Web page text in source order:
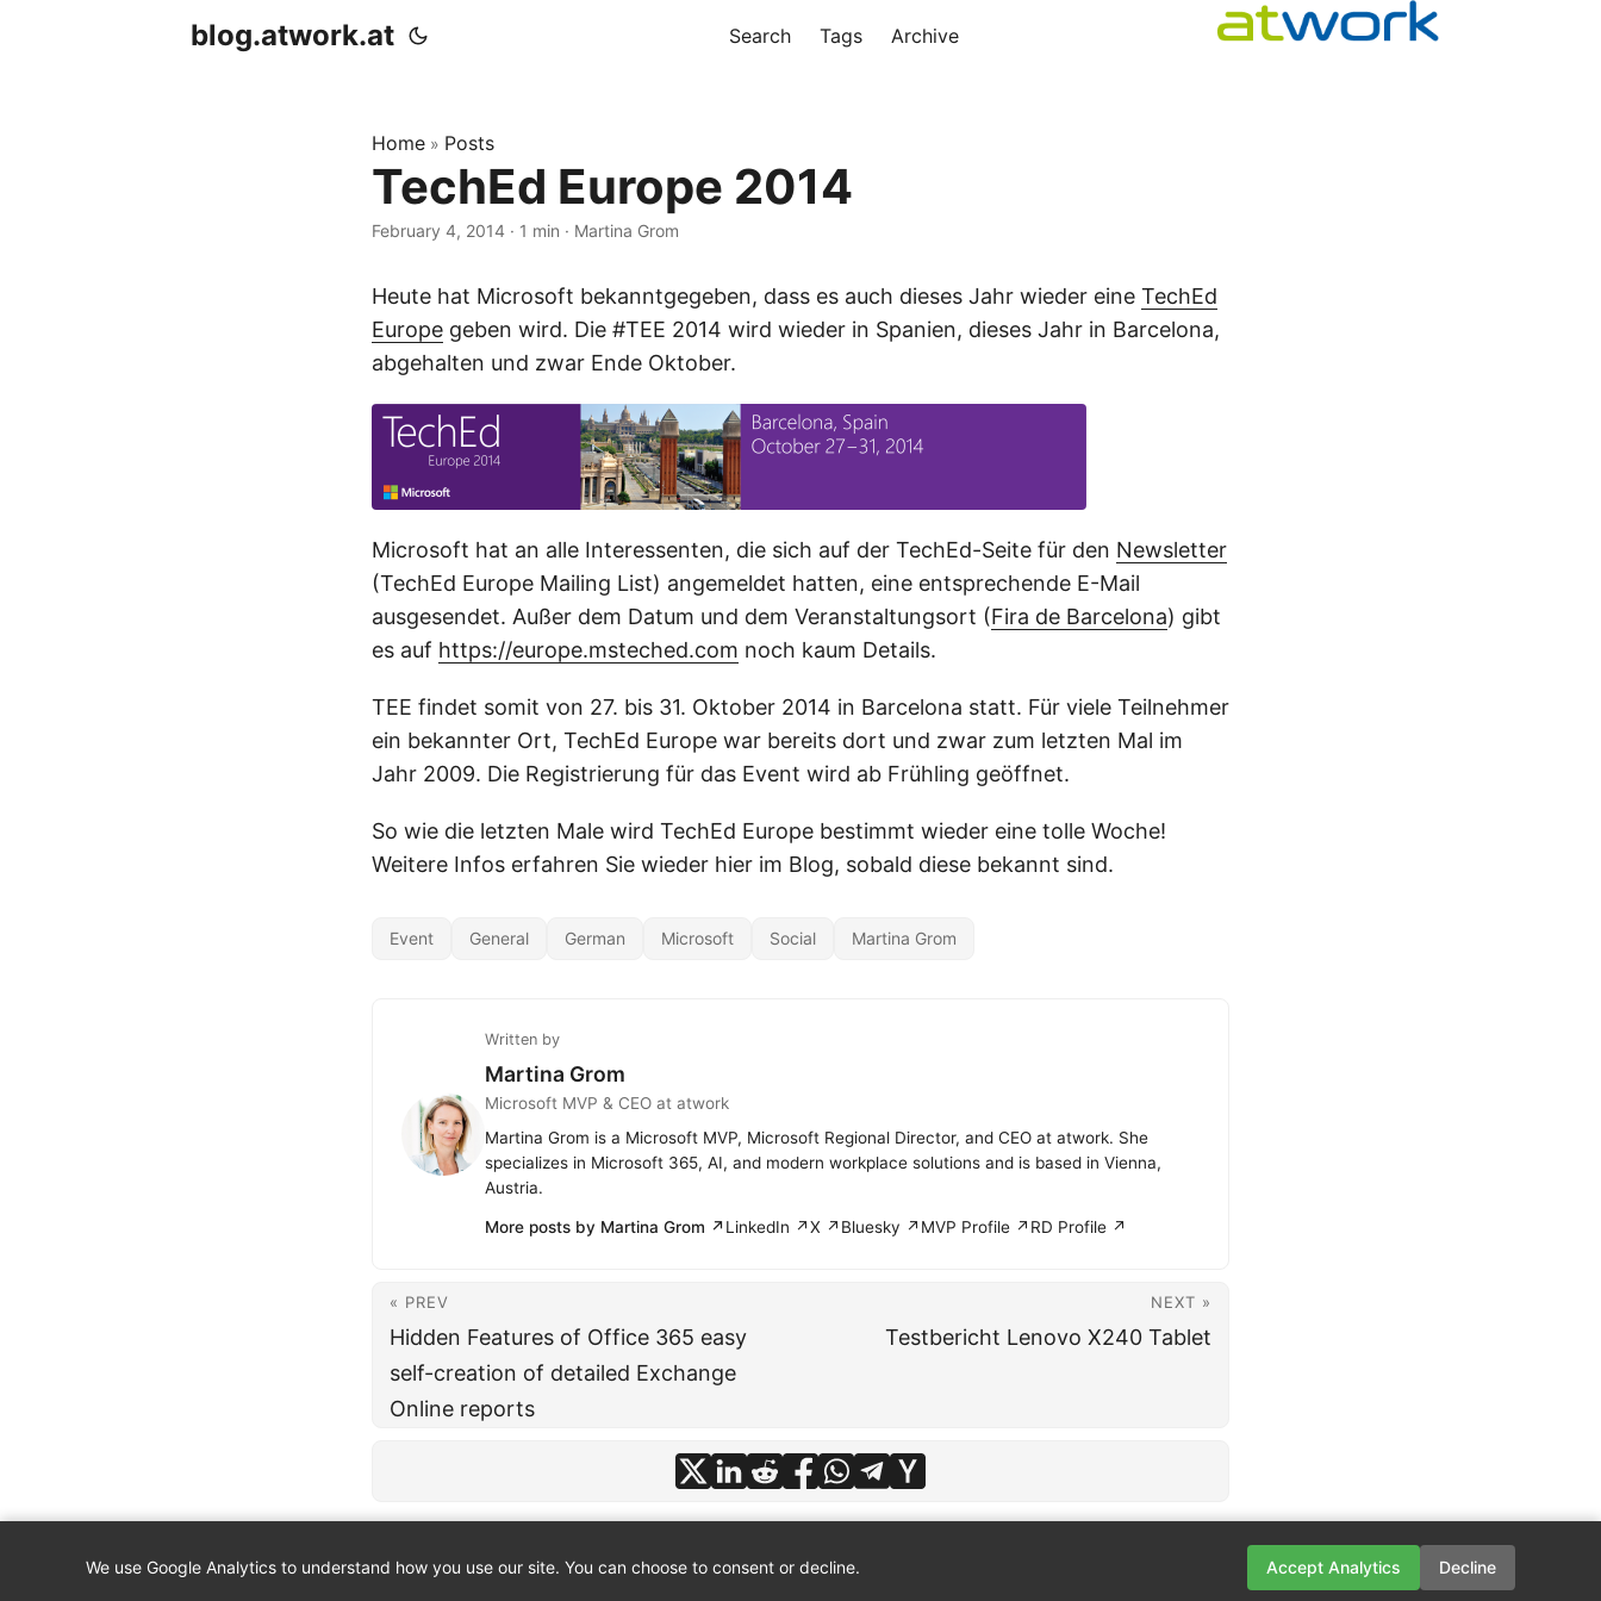
blog.atwork.at Search Tags Archive
Home » Posts
TechEd Europe 2014
February 4, 2014 · 1 min · Martina Grom
Heute hat Microsoft bekanntgegeben, dass es auch dieses Jahr wieder eine TechEd
Europe geben wird. Die #TEE 2014 wird wieder in Spanien, dieses Jahr in Barcelona,
abgehalten und zwar Ende Oktober.
Microsoft hat an alle Interessenten, die sich auf der TechEd-Seite für den Newsletter
(TechEd Europe Mailing List) angemeldet hatten, eine entsprechende E-Mail
ausgesendet. Außer dem Datum und dem Veranstaltungsort (Fira de Barcelona) gibt
es auf https://europe.msteched.com noch kaum Details.
TEE findet somit von 27. bis 31. Oktober 2014 in Barcelona statt. Für viele Teilnehmer
ein bekannter Ort, TechEd Europe war bereits dort und zwar zum letzten Mal im
Jahr 2009. Die Registrierung für das Event wird ab Frühling geöffnet.
So wie die letzten Male wird TechEd Europe bestimmt wieder eine tolle Woche!
Weitere Infos erfahren Sie wieder hier im Blog, sobald diese bekannt sind.
Event General German Microsoft Social Martina Grom
Written by
Martina Grom
Microsoft MVP & CEO at atwork
Martina Grom is a Microsoft MVP, Microsoft Regional Director, and CEO at atwork. She
specializes in Microsoft 365, AI, and modern workplace solutions and is based in Vienna,
Austria.
More posts by Martina Grom ↗LinkedIn ↗X ↗ Bluesky ↗ MVP Profile ↗ RD Profile ↗
« PREV
Hidden Features of Office 365 easy
self-creation of detailed Exchange
Online reports
NEXT »
Testbericht Lenovo X240 Tablet
© 2026atwork·About ·Imprint · Privacy·Powered by
We use Google Analytics to understand how you use our site. You can choose to consent or decline. Accept Analytics Decline